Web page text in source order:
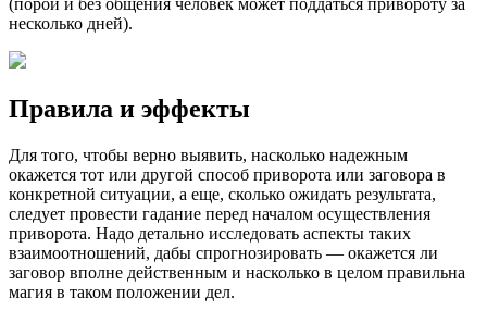
несколько дней).
Правила и эффекты
Для того, чтобы верно выявить, насколько надежным
окажется тот или другой способ приворота или заговора в
конкретной ситуации, а еще, сколько ожидать результата,
следует провести гадание перед началом осуществления
приворота. Надо детально исследовать аспекты таких
взаимоотношений, дабы спрогнозировать — окажется ли
заговор вполне действенным и насколько в целом правильна
магия в таком положении дел.